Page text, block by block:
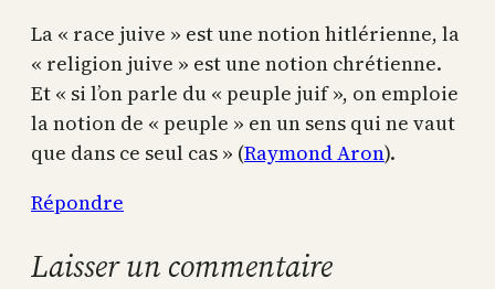
La « race juive » est une notion hitlérienne, la
« religion juive » est une notion chrétienne.
Et « si l’on parle du « peuple juif », on emploie
la notion de « peuple » en un sens qui ne vaut
que dans ce seul cas » (Raymond Aron).
Répondre
Laisser un commentaire